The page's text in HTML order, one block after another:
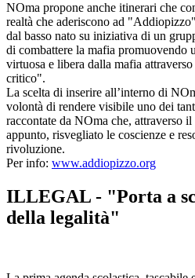
NOma propone anche itinerari che
realtà che aderiscono ad
dal basso nato su iniziativa di un
di combattere la mafia promuovendo
virtuosa e libera dalla mafia
critico".
La scelta di inserire all’interno di
volontà di rendere visibile uno dei
raccontate da NOma che, attraverso
appunto, risvegliato le coscienze e
rivoluzione.
Per info: www.addiopizzo.org
ILLEGAL - "Porta a
della legalità"